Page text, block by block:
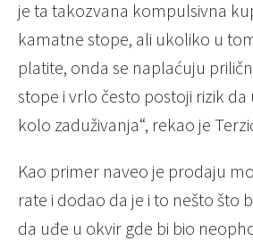
je ta takozvana kompulsivna
kamatne stope, ali ukoliko u
platite, onda se naplaćuju
stope i vrlo često postoji rizik
kolo zaduživanja“, rekao je
Kao primer naveo je prodaju
rate i dodao da je i to nešto što
da uđe u okvir gde bi bio